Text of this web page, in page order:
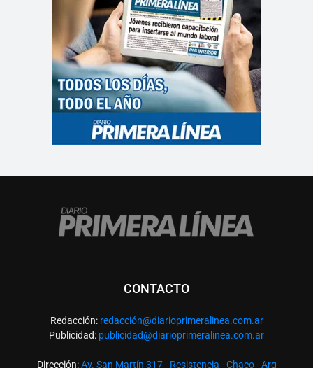
CONTACTO
Redacción: redacción@diarioprimeralinea.com.ar
Publicidad: publicidad@diarioprimeralinea.com.ar
Dirección:Av. San Martín 317 - Resistencia - Chaco - Arg